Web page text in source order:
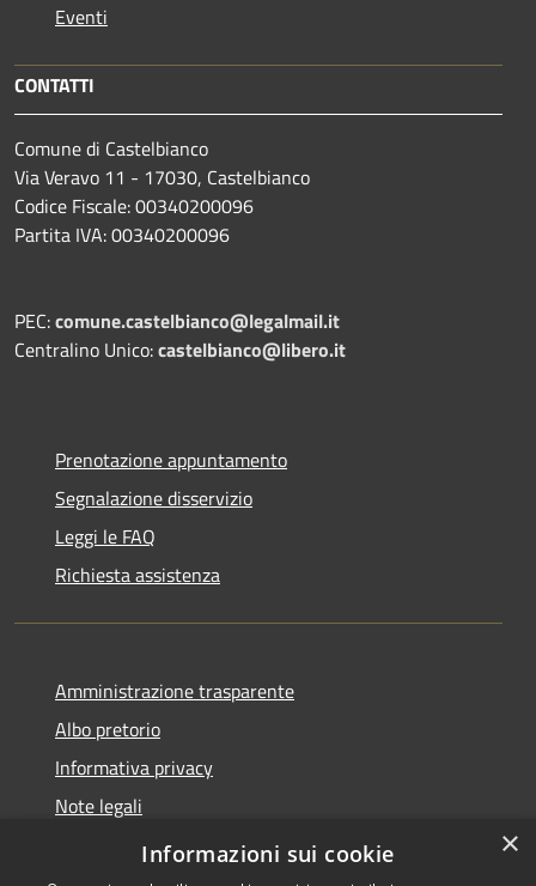
Eventi
CONTATTI
Comune di Castelbianco
Via Veravo 11 - 17030, Castelbianco
Codice Fiscale: 00340200096
Partita IVA: 00340200096
PEC:comune.castelbianco@legalmail.it
Centralino Unico:castelbianco@libero.it
Prenotazione appuntamento
Segnalazione disservizio
Leggi le FAQ
Richiesta assistenza
Amministrazione trasparente
Albo pretorio
Informativa privacy
Note legali
Dichiarazione di accessibilità
×
Informazioni sui cookie